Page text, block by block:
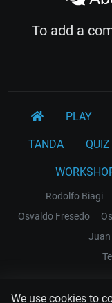
We use cookies to
To add a
PLAY
TANDA QUIZ
Rodolfo Biagi
Osvaldo Fresedo
Juan